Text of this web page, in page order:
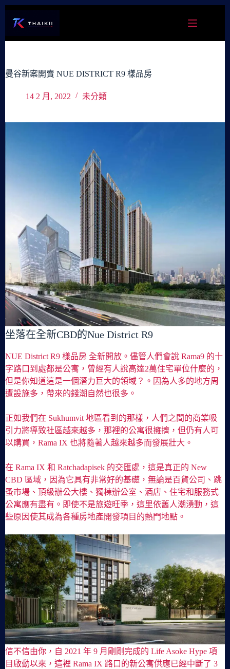
容
曼谷新案開賣 NUE DISTRICT R9 樣品房
14 2 月, 2022 未分類
坐落在全新CBD的Nue District R9
NUE District R9 樣品房 全新開放。儘管人們會說 Rama9 的十
字路口到處都是公寓，曾經有人說高達2萬住宅單位什麼的，
但是你知道這是一個潛力巨大的領域？。因為人多的地方周
遭設施多，帶來的錢潮自然也很多。
正如我們在 Sukhumvit 地區看到的那樣，人們之間的商業吸
引力將導致社區越來越多，那裡的公寓很擁擠，但仍有人可
以購買，Rama IX 也將隨著人越來越多而發展壯大。
在 Rama IX 和 Ratchadapisek 的交匯處，這是真正的 New
CBD 區域，因為它具有非常好的基礎，無論是百貨公司、跳
蚤市場、頂級辦公大樓、獨棟辦公室、酒店、住宅和服務式
公寓應有盡有。即使不是旅遊旺季，這里依舊人潮湧動，這
些原因使其成為各種房地產開發項目的熱門地點。
信不信由你，自 2021 年 9 月剛剛完成的 Life Asoke Hype 項
目啟動以來，這裡 Rama IX 路口的新公寓供應已經中斷了 3